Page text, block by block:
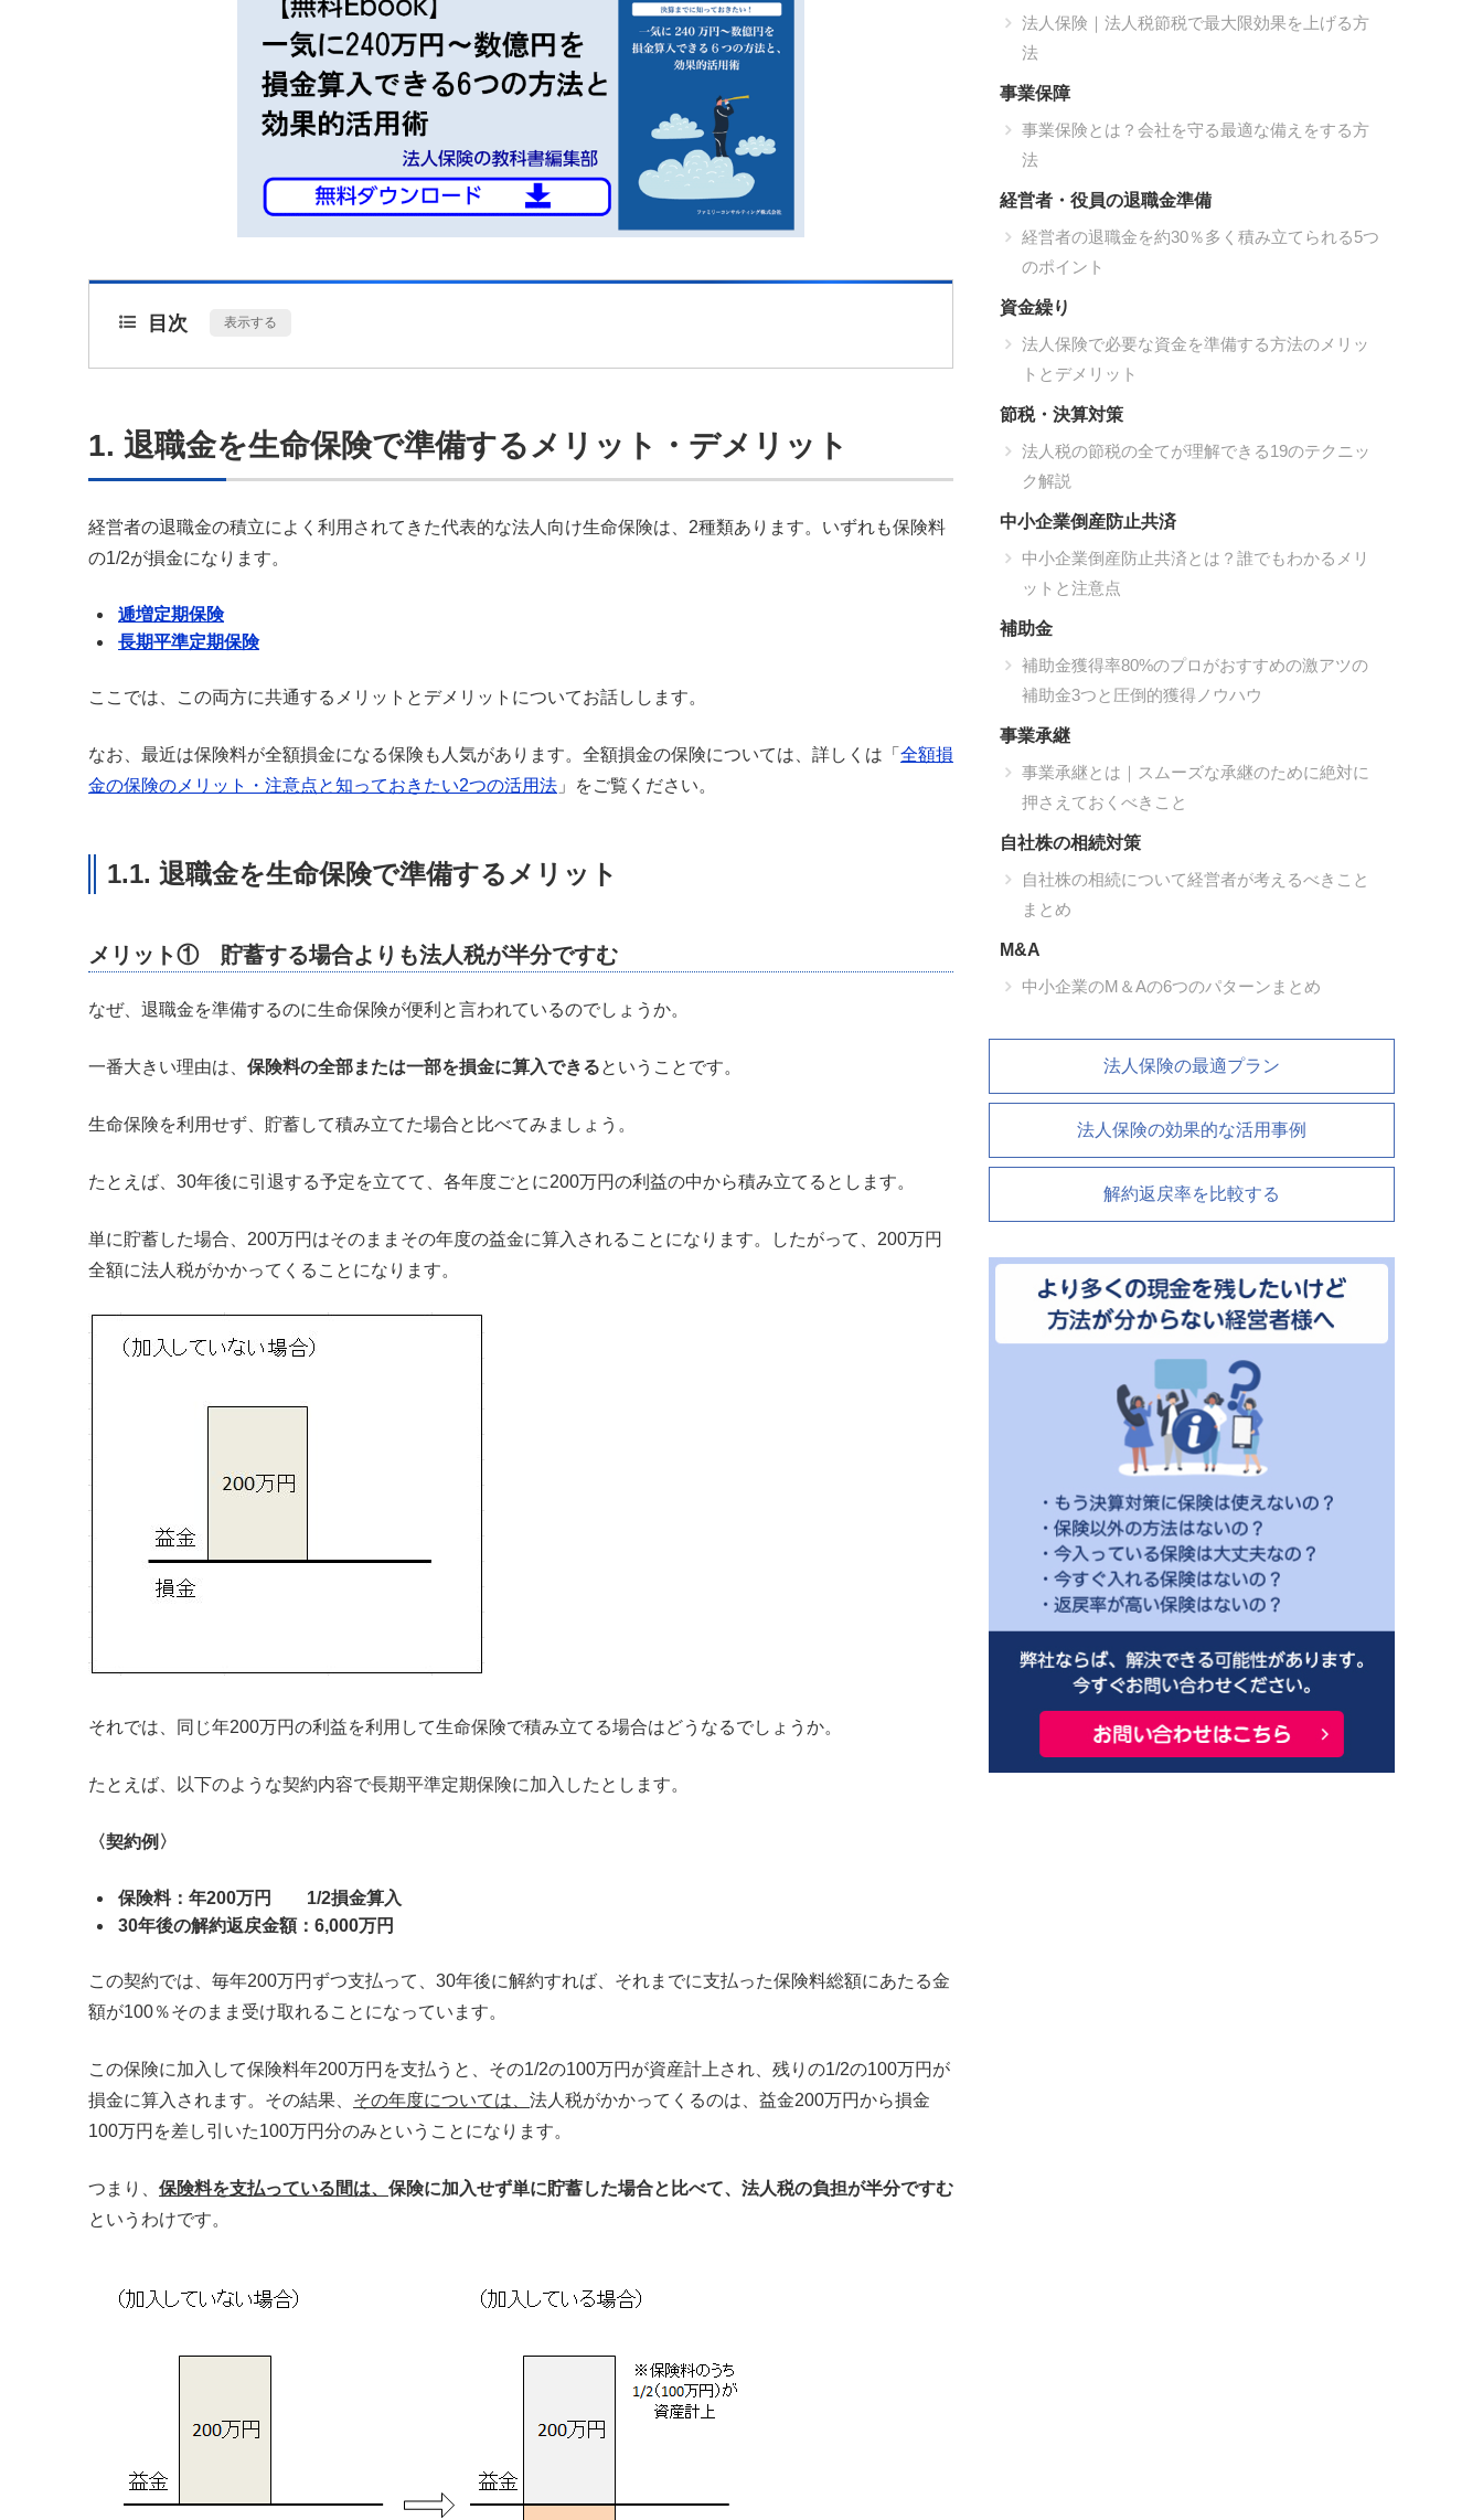
目次 表示する
1. 退職金を生命保険で準備するメリット・デメリット
経営者の退職金の積立によく利用されてきた代表的な法人向け生命保険は、2種類あります。いずれも保険料
の1/2が損金になります。
逓増定期保険
長期平準定期保険
ここでは、この両方に共通するメリットとデメリットについてお話しします。
なお、最近は保険料が全額損金になる保険も人気があります。全額損金の保険については、詳しくは「 全額損
金の保険のメリット・注意点と知っておきたい2つの活用法 」をご覧ください。
1.1. 退職金を生命保険で準備するメリット
メリット① 貯蓄する場合よりも法人税が半分ですむ
なぜ、退職金を準備するのに生命保険が便利と言われているのでしょうか。
一番大きい理由は、 保険料の全部または一部を損金に算入できるということです。
生命保険を利用せず、貯蓄して積み立てた場合と比べてみましょう。
たとえば、30年後に引退する予定を立てて、各年度ごとに200万円の利益の中から積み立てるとします。
単に貯蓄した場合、200万円はそのままその年度の益金に算入されることになります。したがって、200万円
全額に法人税がかかってくることになります。
それでは、同じ年200万円の利益を利用して生命保険で積み立てる場合はどうなるでしょうか。
たとえば、以下のような契約内容で長期平準定期保険に加入したとします。
〈契約例〉
保険料：年200万円 1/2損金算入
30年後の解約返戻金額：6,000万円
この契約では、毎年200万円ずつ支払って、30年後に解約すれば、それまでに支払った保険料総額にあたる金
額が100％そのまま受け取れることになっています。
この保険に加入して保険料年200万円を支払うと、その1/2の100万円が資産計上され、残りの1/2の100万円が
損金に算入されます。その結果、 その年度については、 法人税がかかってくるのは、益金200万円から損金
100万円を差し引いた100万円分のみということになります。
つまり、 保険料を支払っている間は、 保険に加入せず単に貯蓄した場合と比べて、法人税の負担が半分ですむ
というわけです。
法人保険｜法人税節税で最大限効果を上げる方
法
事業保障
事業保険とは？会社を守る最適な備えをする方
法
経営者・役員の退職金準備
経営者の退職金を約30％多く積み立てられる5つ
のポイント
資金繰り
法人保険で必要な資金を準備する方法のメリッ
トとデメリット
節税・決算対策
法人税の節税の全てが理解できる19のテクニッ
ク解説
中小企業倒産防止共済
中小企業倒産防止共済とは？誰でもわかるメリ
ットと注意点
補助金
補助金獲得率80%のプロがおすすめの激アツの
補助金3つと圧倒的獲得ノウハウ
事業承継
事業承継とは｜スムーズな承継のために絶対に
押さえておくべきこと
自社株の相続対策
自社株の相続について経営者が考えるべきこと
まとめ
M&A
中小企業のM＆Aの6つのパターンまとめ
法人保険の最適プラン
法人保険の効果的な活用事例
解約返戻率を比較する